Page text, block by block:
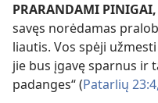
PRARANDAMI PINIGAI,
savęs norėdamas
liautis. Vos spėji
jie bus įgavę sparnus ir
padanges“ (Patarlių